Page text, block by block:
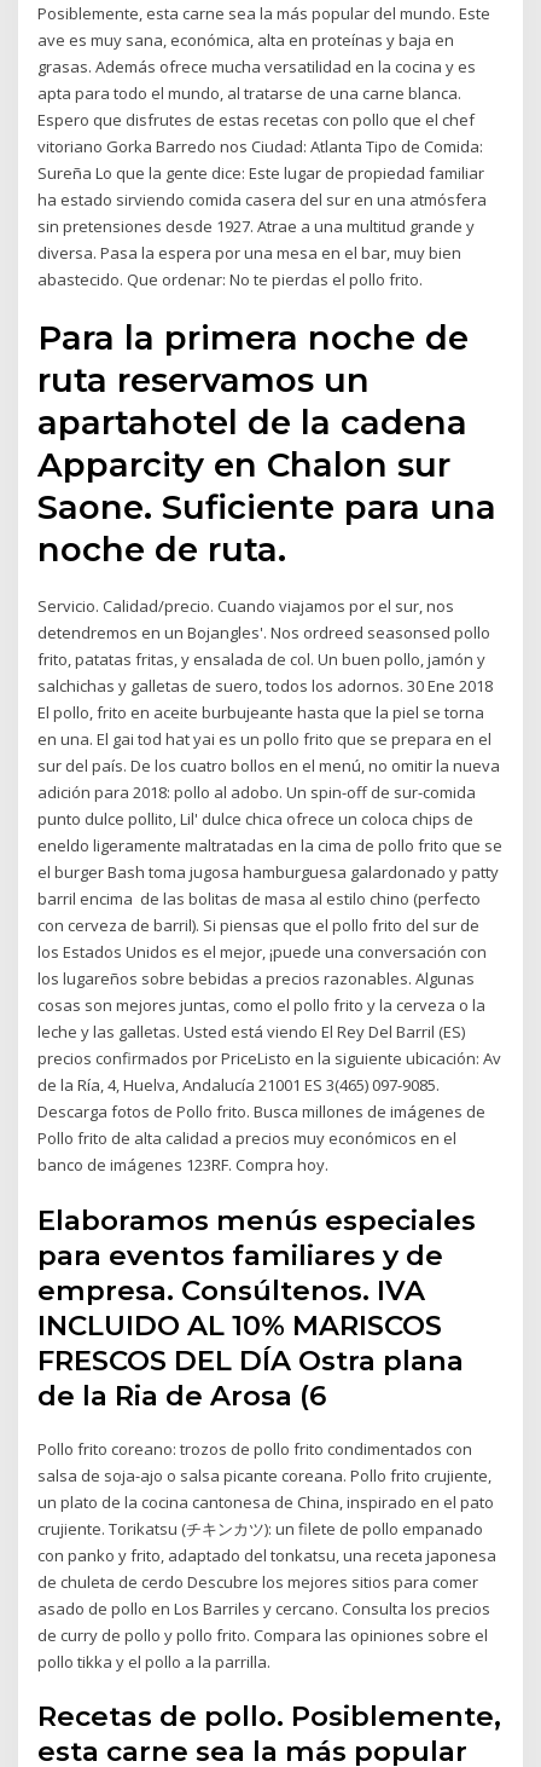
Posiblemente, esta carne sea la más popular del mundo. Este
ave es muy sana, económica, alta en proteínas y baja en
grasas. Además ofrece mucha versatilidad en la cocina y es
apta para todo el mundo, al tratarse de una carne blanca.
Espero que disfrutes de estas recetas con pollo que el chef
vitoriano Gorka Barredo nos Ciudad: Atlanta Tipo de Comida:
Sureña Lo que la gente dice: Este lugar de propiedad familiar
ha estado sirviendo comida casera del sur en una atmósfera
sin pretensiones desde 1927. Atrae a una multitud grande y
diversa. Pasa la espera por una mesa en el bar, muy bien
abastecido. Que ordenar: No te pierdas el pollo frito.
Para la primera noche de
ruta reservamos un
apartahotel de la cadena
Apparcity en Chalon sur
Saone. Suficiente para una
noche de ruta.
Servicio. Calidad/precio. Cuando viajamos por el sur, nos
detendremos en un Bojangles'. Nos ordreed seasonsed pollo
frito, patatas fritas, y ensalada de col. Un buen pollo, jamón y
salchichas y galletas de suero, todos los adornos. 30 Ene 2018
El pollo, frito en aceite burbujeante hasta que la piel se torna
en una. El gai tod hat yai es un pollo frito que se prepara en el
sur del país. De los cuatro bollos en el menú, no omitir la nueva
adición para 2018: pollo al adobo. Un spin-off de sur-comida
punto dulce pollito, Lil' dulce chica ofrece un coloca chips de
eneldo ligeramente maltratadas en la cima de pollo frito que se
el burger Bash toma jugosa hamburguesa galardonado y patty
barril encima de las bolitas de masa al estilo chino (perfecto
con cerveza de barril). Si piensas que el pollo frito del sur de
los Estados Unidos es el mejor, ¡puede una conversación con
los lugareños sobre bebidas a precios razonables. Algunas
cosas son mejores juntas, como el pollo frito y la cerveza o la
leche y las galletas. Usted está viendo El Rey Del Barril (ES)
precios confirmados por PriceListo en la siguiente ubicación: Av
de la Ría, 4, Huelva, Andalucía 21001 ES 3(465) 097-9085.
Descarga fotos de Pollo frito. Busca millones de imágenes de
Pollo frito de alta calidad a precios muy económicos en el
banco de imágenes 123RF. Compra hoy.
Elaboramos menús especiales
para eventos familiares y de
empresa. Consúltenos. IVA
INCLUIDO AL 10% MARISCOS
FRESCOS DEL DÍA Ostra plana
de la Ria de Arosa (6
Pollo frito coreano: trozos de pollo frito condimentados con
salsa de soja-ajo o salsa picante coreana. Pollo frito crujiente,
un plato de la cocina cantonesa de China, inspirado en el pato
crujiente. Torikatsu (チキンカツ): un filete de pollo empanado
con panko y frito, adaptado del tonkatsu, una receta japonesa
de chuleta de cerdo Descubre los mejores sitios para comer
asado de pollo en Los Barriles y cercano. Consulta los precios
de curry de pollo y pollo frito. Compara las opiniones sobre el
pollo tikka y el pollo a la parrilla.
Recetas de pollo. Posiblemente,
esta carne sea la más popular